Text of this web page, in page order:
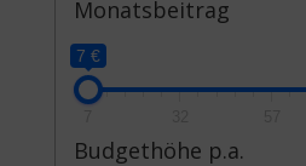
Monatsbeitrag
7 €
Budgethöhe p.a.